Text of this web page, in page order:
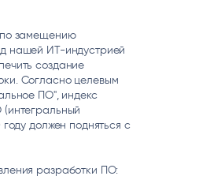
замещению
нашей ИТ-индустрией
создание
Согласно целевым
ПО", индекс
должен подняться с
разработки ПО: